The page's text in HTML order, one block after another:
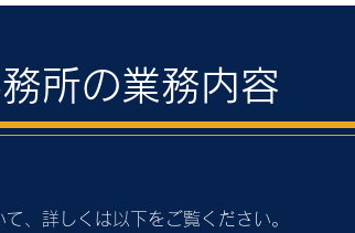
所の業務内容
、詳しくは以下をご覧ください。